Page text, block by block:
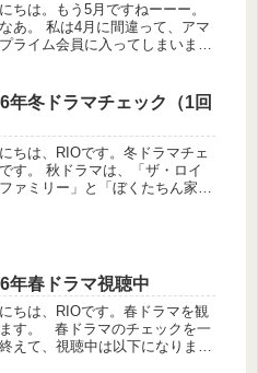
ちは。もう5月ですねーーー。
あ。 私は4月に間違って、アマ
ライム会員に入ってしまいまし
ンと思ったら、会員への誘導ボ
した。それで会員費600円が...
年冬ドラマチェック（1回
ちは、RIOです。冬ドラマチェ
す。 秋ドラマは、「ザ・ロイ
ァミリー」と「ぼくたちん家」
年春ドラマ視聴中
ちは、RIOです。春ドラマを観
す。 春ドラマのチェックを一
えて、視聴中は以下になりまし